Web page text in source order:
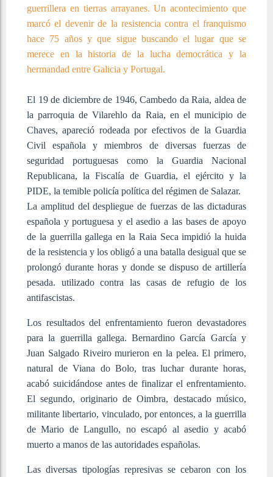
guerrillera en tierras arrayanes. Un acontecimiento que
marcó el devenir de la resistencia contra el franquismo
hace 75 años y que sigue buscando el lugar que se
merece en la historia de la lucha democrática y la
hermandad entre Galicia y Portugal.
El 19 de diciembre de 1946, Cambedo da Raia, aldea de
la parroquia de Vilarehlo da Raia, en el municipio de
Chaves, apareció rodeada por efectivos de la Guardia
Civil española y miembros de diversas fuerzas de
seguridad portuguesas como la Guardia Nacional
Republicana, la Fiscalía de Guardia, el ejército y la
PIDE, la temible policía política del régimen de Salazar.
La amplitud del despliegue de fuerzas de las dictaduras
española y portuguesa y el asedio a las bases de apoyo
de la guerrilla gallega en la Raia Seca impidió la huida
de la resistencia y los obligó a una batalla desigual que se
prolongó durante horas y donde se dispuso de artillería
pesada. utilizado contra las casas de refugio de los
antifascistas.
Los resultados del enfrentamiento fueron devastadores
para la guerrilla gallega. Bernardino García García y
Juan Salgado Riveiro murieron en la pelea. El primero,
natural de Viana do Bolo, tras luchar durante horas,
acabó suicidándose antes de finalizar el enfrentamiento.
El segundo, originario de Oimbra, destacado músico,
militante libertario, vinculado, por entonces, a la guerrilla
de Mario de Langullo, no escapó al asedio y acabó
muerto a manos de las autoridades españolas.
Las diversas tipologías represivas se cebaron con los